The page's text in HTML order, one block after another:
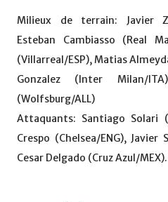
Milieux de terrain: Javier
Esteban Cambiasso (Real
(Villarreal/ESP), Matias
Gonzalez (Inter Milan/
(Wolfsburg/ALL)
Attaquants: Santiago Solari
Crespo (Chelsea/ENG), Javier
Cesar Delgado (Cruz Azul/MEX).